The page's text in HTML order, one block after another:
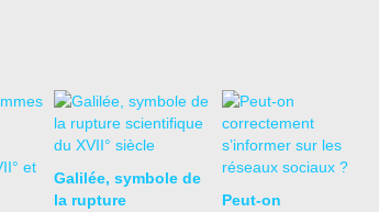
Galilée, symbole de
la rupture
Peut-on